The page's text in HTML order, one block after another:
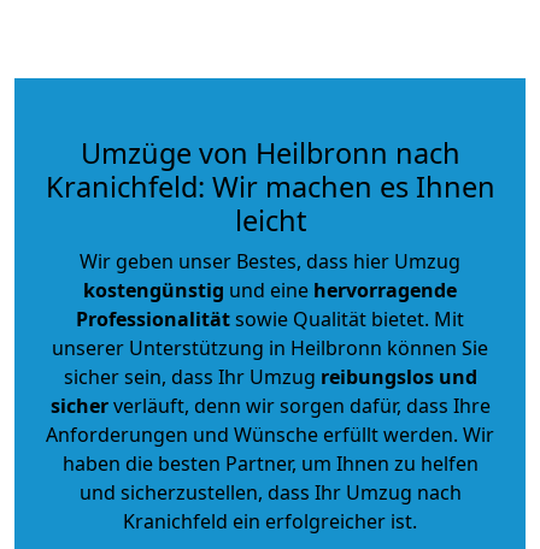
Umzüge von Heilbronn nach
Kranichfeld: Wir machen es Ihnen
leicht
Wir geben unser Bestes, dass hier Umzug
kostengünstig und eine hervorragende
Professionalitätsowie Qualität bietet. Mit
unserer Unterstützung in Heilbronn können Sie
sicher sein, dass Ihr Umzug reibungslos und
sicherverläuft, denn wir sorgen dafür, dass Ihre
Anforderungen und Wünsche erfüllt werden. Wir
haben die besten Partner, um Ihnen zu helfen
und sicherzustellen, dass Ihr Umzug nach
Kranichfeld ein erfolgreicher ist.